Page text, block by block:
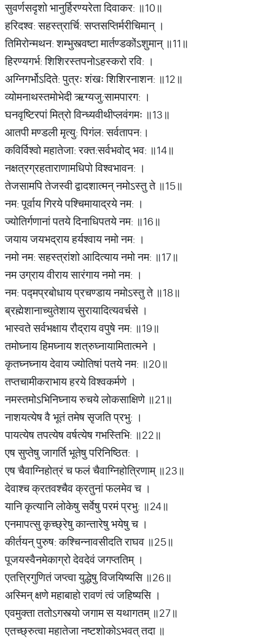
सुवर्णसदृशो भानुर्हिरण्यरेता दिवाकर: ॥10॥
हरिदश्व: सहस्त्रार्चि: सप्तसप्तिर्मरीचिमान्‌ ।
तिमिरोन्मथन: शम्भुस्त्वष्टा मार्तण्डकोंऽशुमान्‌ ॥11॥
हिरण्यगर्भ: शिशिरस्तपनोऽहस्करो रवि: ।
अग्निगर्भोऽदिते: पुत्रः शंखः शिशिरनाशन: ॥12॥
व्योमनाथस्तमोभेदी ऋग्यजु:सामपारग: ।
घनवृष्टिरपां मित्रो विन्ध्यवीथीप्लवंगमः ॥13॥
आतपी मण्डली मृत्यु: पिगंल: सर्वतापन:।
कविर्विश्वो महातेजा: रक्त:सर्वभवोद् भव: ॥14॥
नक्षत्रग्रहताराणामधिपो विश्वभावन: ।
तेजसामपि तेजस्वी द्वादशात्मन्‌ नमोऽस्तु ते ॥15॥
नम: पूर्वाय गिरये पश्चिमायाद्रये नम: ।
ज्योतिर्गणानां पतये दिनाधिपतये नम: ॥16॥
जयाय जयभद्राय हर्यश्वाय नमो नम: ।
नमो नम: सहस्त्रांशो आदित्याय नमो नम: ॥17॥
नम उग्राय वीराय सारंगाय नमो नम: ।
नम: पद्मप्रबोधाय प्रचण्डाय नमोऽस्तु ते ॥18॥
ब्रह्मेशानाच्युतेशाय सुरायादित्यवर्चसे ।
भास्वते सर्वभक्षाय रौद्राय वपुषे नम: ॥19॥
तमोघ्नाय हिमघ्नाय शत्रुघ्नायामितात्मने ।
कृतघ्नघ्नाय देवाय ज्योतिषां पतये नम: ॥20॥
तप्तचामीकराभाय हरये विश्वकर्मणे ।
नमस्तमोऽभिनिघ्नाय रुचये लोकसाक्षिणे ॥21॥
नाशयत्येष वै भूतं तमेष सृजति प्रभु: ।
पायत्येष तपत्येष वर्षत्येष गभस्तिभि: ॥22॥
एष सुप्तेषु जागर्ति भूतेषु परिनिष्ठित: ।
एष चैवाग्निहोत्रं च फलं चैवाग्निहोत्रिणाम्‌ ॥23॥
देवाश्च क्रतवश्चैव क्रतुनां फलमेव च ।
यानि कृत्यानि लोकेषु सर्वेषु परमं प्रभु: ॥24॥
एनमापत्सु कृच्छ्रेषु कान्तारेषु भयेषु च ।
कीर्तयन्‌ पुरुष: कश्चिन्नावसीदति राघव ॥25॥
पूजयस्वैनमेकाग्रो देवदेवं जगप्ततिम्‌ ।
एतत्त्रिगुणितं जप्त्वा युद्धेषु विजयिष्यसि ॥26॥
अस्मिन्‌ क्षणे महाबाहो रावणं त्वं जहिष्यसि ।
एवमुक्ता ततोऽगस्त्यो जगाम स यथागतम्‌ ॥27॥
एतच्छ्रुत्वा महातेजा नष्टशोकोऽभवत्‌ तदा ॥